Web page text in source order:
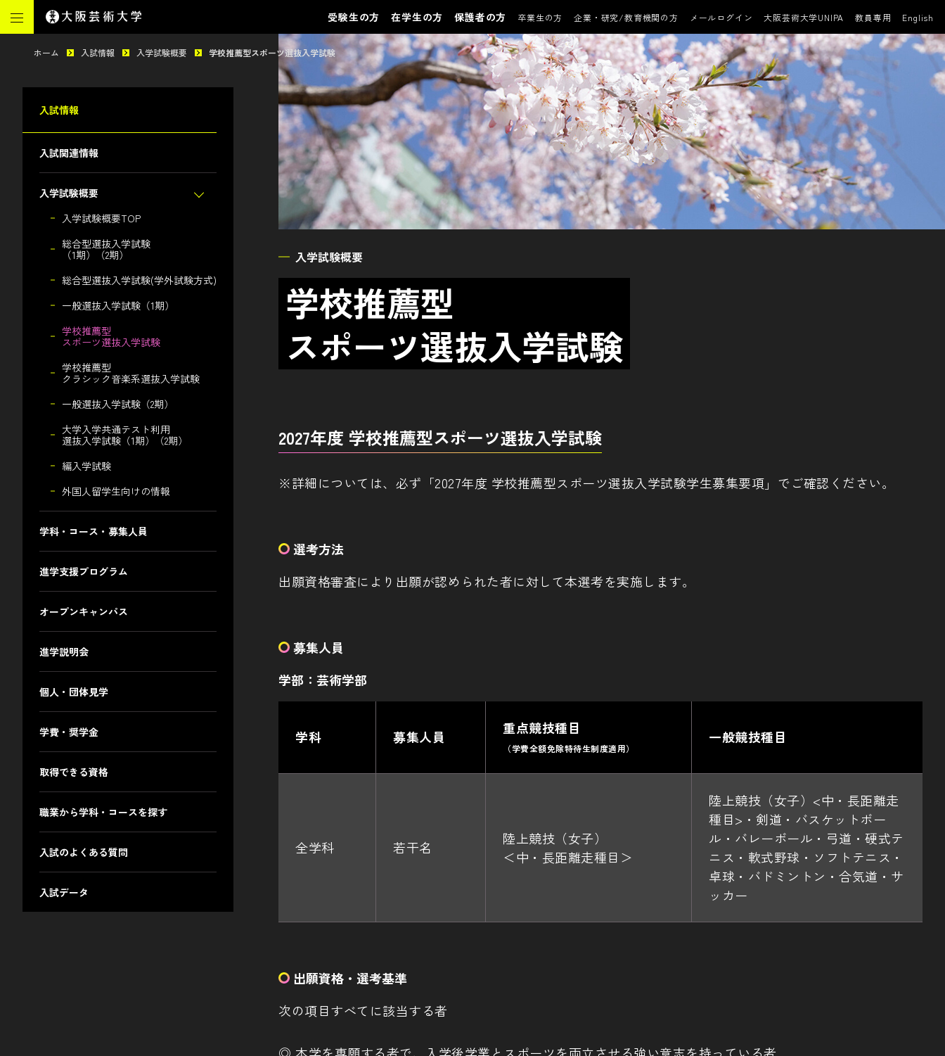
受験生の方 在学生の方 保護者の方 卒業生の方 企業・研究/教育機関の方 メールログイン 大阪芸術大学UNIPA 教員専用 English
ホーム 入試情報 入学試験概要 学校推薦型スポーツ選抜入学試験
入試情報
入試関連情報
入学試験概要
入学試験概要TOP
総合型選抜入学試験
（1期）（2期）
総合型選抜入学試験(学外試験方式)
一般選抜入学試験（1期）
学校推薦型
スポーツ選抜入学試験
学校推薦型
クラシック音楽系選抜入学試験
一般選抜入学試験（2期）
大学入学共通テスト利用
選抜入学試験（1期）（2期）
編入学試験
外国人留学生向けの情報
学科・コース・募集人員
進学支援プログラム
オープンキャンパス
進学説明会
個人・団体見学
学費・奨学金
取得できる資格
職業から学科・コースを探す
入試のよくある質問
入試データ
入学試験概要
学校推薦型
スポーツ選抜入学試験
2027年度 学校推薦型スポーツ選抜入学試験
※詳細については、必ず「2027年度 学校推薦型スポーツ選抜入学試験学生募集要項」でご確認ください。
選考方法
出願資格審査により出願が認められた者に対して本選考を実施します。
募集人員
学部：芸術学部
学科 募集人員 重点競技種目
（学費全額免除特待生制度適用）
一般競技種目
全学科 若干名
陸上競技（女子）
＜中・長距離走種目＞
陸上競技（女子）<中・長距離走
種目>・剣道・バスケットボー
ル・バレーボール・弓道・硬式テ
ニス・軟式野球・ソフトテニス・
卓球・バドミントン・合気道・サ
ッカー
出願資格・選考基準
次の項目すべてに該当する者